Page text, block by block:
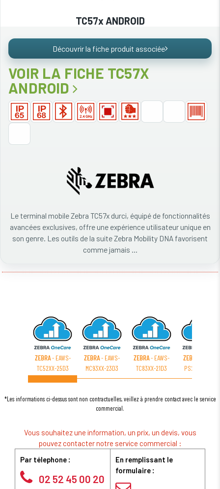
TC57x ANDROID
Découvrir la fiche produit associée
VOIR LA FICHE TC57X
ANDROID
Le terminal mobile Zebra TC57x durci, équipé de fonctionnalités
avancées exclusives, offre une expérience utilisateur unique en
son genre. Les outils de la suite Zebra Mobility DNA favorisent
comme jamais ...
ZEBRA- EAWS-
TC52XX-25D3
ZEBRA- EAWS-
MC93XX-23D3
ZEBRA- EAWS-
TC83XX-21D3
ZEBRA
PS20XX-23D3
*Les informations ci-dessus sont non contractuelles, veillez à prendre contact avec le service
commercial.
Vous souhaitez une information, un prix, un devis, vous
pouvez contacter notre service commercial :
Par télephone :
02 52 45 00 20
En remplissant le
formulaire :